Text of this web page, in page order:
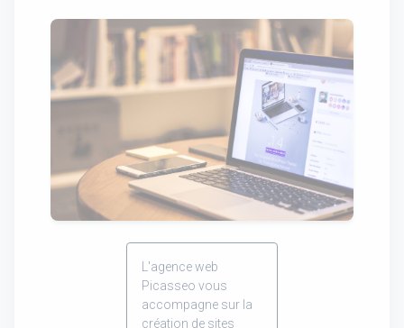
L'agence web
Picasseo vous
accompagne sur la
création de sites